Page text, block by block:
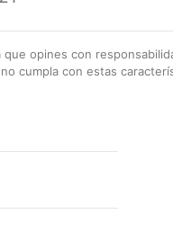
que opines con
cumpla con estas